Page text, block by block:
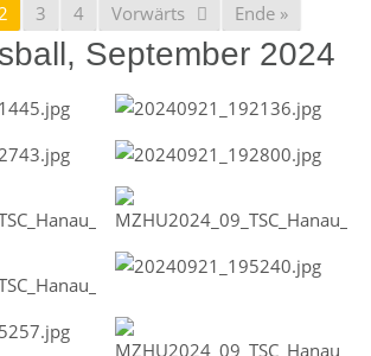
3 4 Vorwärts Ende »
September 2024